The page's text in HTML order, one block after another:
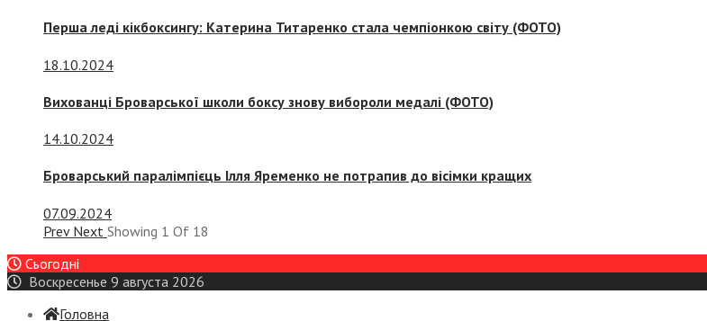
Перша леді кікбоксингу: Катерина Титаренко стала чемпіонкою світу (ФОТО)
18.10.2024
Вихованці Броварської школи боксу знову вибороли медалі (ФОТО)
14.10.2024
Броварський паралімпієць Ілля Яременко не потрапив до вісімки кращих
07.09.2024
Prev Next Showing 1 Of 18
Сьогодні
Воскресенье 9 августа 2026
Головна